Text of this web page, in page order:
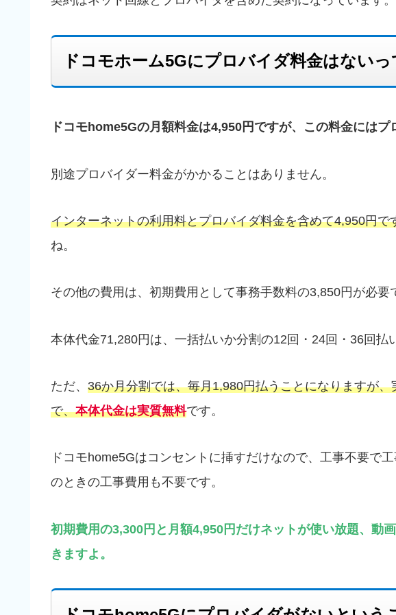
ドコモホーム5Gにプロバイダ料金はないっ
ドコモhome5Gの月額料金は4,950円ですが、この料金にはプ
別途プロバイダー料金がかかることはありません。
インターネットの利用料とプロバイダ料金を含めて4,950円で
ね。
その他の費用は、初期費用として事務手数料の3,850円が必要
本体代金71,280円は、一括払いか分割の12回・24回・36回払
ただ、 36か月分割では、毎月1,980円払うことになりますが
で、本体代金は実質無料です。
ドコモhome5Gはコンセントに挿すだけなので、工事不要で
のときの工事費用も不要です。
初期費用の3,300円と月額4,950円だけネットが使い放題、動
きますよ。